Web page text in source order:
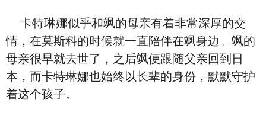
卡特琳娜似乎和飒的母亲有着非常深厚的交
情，在莫斯科的时候就一直陪伴在飒身边。飒的
母亲很早就去世了，之后飒便跟随父亲回到日
本，而卡特琳娜也始终以长辈的身份，默默守护
着这个孩子。